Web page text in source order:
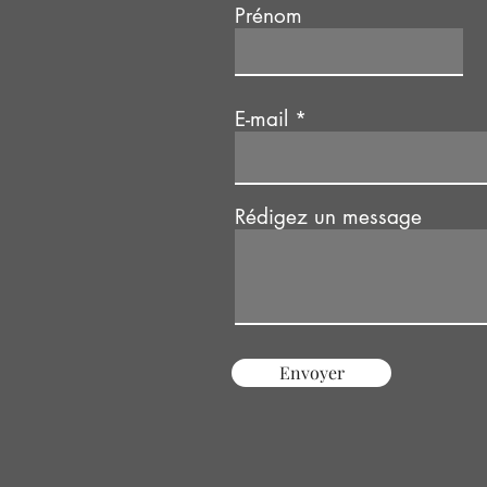
Prénom
E-mail
Rédigez un message
Envoyer